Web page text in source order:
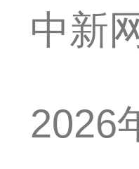
中新
2026